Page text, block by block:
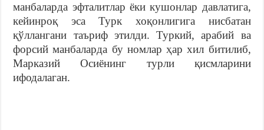
манбаларда эфталитлар ёки кушонлар давлатига,
кейинроқ эса Турк хоқонлигига нисбатан
қўллангани таъриф этилди. Туркий, арабий ва
форсий манбаларда бу номлар ҳар хил битилиб,
Марказий Осиёнинг турли қисмларини
ифодалаган.